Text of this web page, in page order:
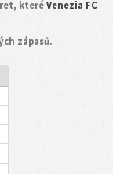
kteréVenezia FC
zápasů.